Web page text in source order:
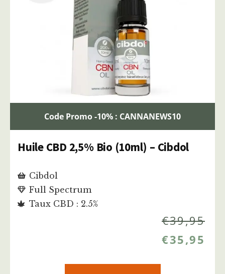
Code Promo -10% : CANNANEWS10
Huile CBD 2,5% Bio (10ml) – Cibdol
Cibdol
Full Spectrum
Taux CBD : 2.5%
€39,95
€35,95